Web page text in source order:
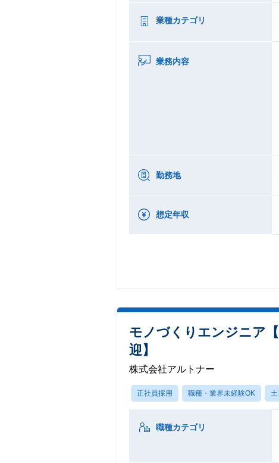
業種カテゴリ
業務内容
勤務地
想定年収
モノづくりエンジニア
迎】
株式会社アルトナー
正社員採用 職種・業界未経験OK
職種カテゴリ